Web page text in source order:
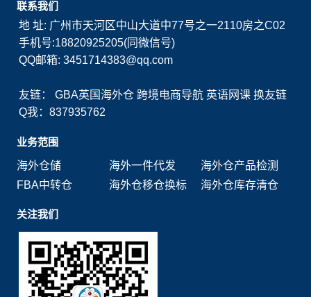
联系我们
地 址: 广州市天河区中山大道中77号之一2110房之C02
手机号:18820925205(同微信号)
QQ邮箱: 3451714383@qq.com
友链：GBA英国海外仓 跨境电商导航 英语网课 换友链
Q我：837935762
业务范围
海外仓储
海外一件代发
海外仓产品检测
FBA中转仓
海外仓移仓换标 海外仓库存清仓
关注我们